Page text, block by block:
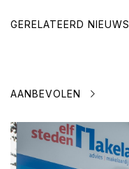
GERELATEERD NIEUWS
AANBEVOLEN